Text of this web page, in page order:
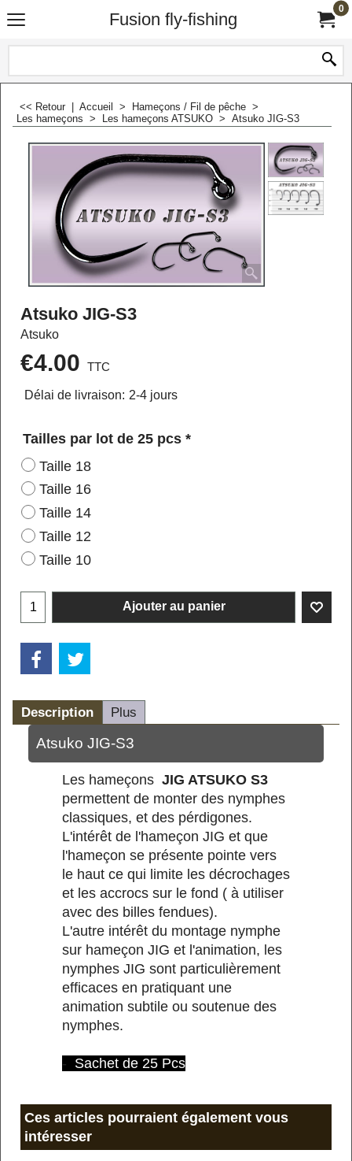
Fusion fly-fishing
0
<< Retour Accueil > Hameçons / Fil de pêche >
Les hameçons > Les hameçons ATSUKO > Atsuko JIG-S3
Atsuko JIG-S3
Atsuko
€4.00 TTC
Délai de livraison: 2-4 jours
Tailles par lot de 25 pcs *
Taille 18
Taille 16
Taille 14
Taille 12
Taille 10
Ajouter au panier
Description Plus
Atsuko JIG-S3
Les hameçons JIG ATSUKO S3
permettent de monter des nymphes
classiques, et des pérdigones.
L'intérêt de l'hameçon JIG et que
l'hameçon se présente pointe vers
le haut ce qui limite les décrochages
et les accrocs sur le fond ( à utiliser
avec des billes fendues).
L'autre intérêt du montage nymphe
sur hameçon JIG et l'animation, les
nymphes JIG sont particulièrement
efficaces en pratiquant une
animation subtile ou soutenue des
nymphes.
- Sachet de 25 Pcs
Ces articles pourraient également vous
intéresser